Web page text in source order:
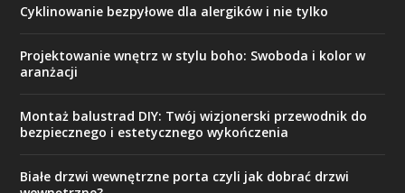
Cyklinowanie bezpyłowe dla alergików i nie tylko
Projektowanie wnętrz w stylu boho: Swoboda i kolor w
aranżacji
Montaż balustrad DIY: Twój wizjonerski przewodnik do
bezpiecznego i estetycznego wykończenia
Białe drzwi wewnętrzne porta czyli jak dobrać drzwi